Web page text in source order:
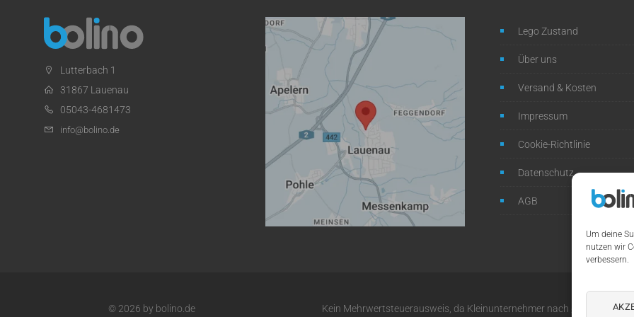
Um deine
nutzen wir
verbessern.
Lutterbach 1
31867 Lauenau
05043-4681473
info@bolino.de
Lego Zustand
Über uns
Versand & Kosten
Impressum
Cookie-Richtlinie
Datenschutz
AGB
© 2026 by bolino.de Kein Mehrwertsteuerausweis, da Kleinunternehmer nach §19 (1) UStG.